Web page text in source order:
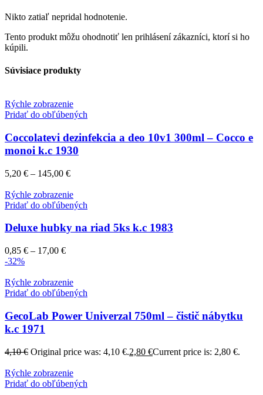
Nikto zatiaľ nepridal hodnotenie.
Tento produkt môžu ohodnotiť len prihlásení zákazníci, ktorí si ho
kúpili.
Súvisiace produkty
Rýchle zobrazenie
Pridať do obľúbených
Coccolatevi dezinfekcia a deo 10v1 300ml – Cocco e
monoi k.c 1930
5,20 € – 145,00 €
Rýchle zobrazenie
Pridať do obľúbených
Deluxe hubky na riad 5ks k.c 1983
0,85 € – 17,00 €
-32%
Rýchle zobrazenie
Pridať do obľúbených
GecoLab Power Univerzal 750ml – čistič nábytku
k.c 1971
4,10€ Original price was: 4,10 €.2,80 €Current price is: 2,80 €.
Rýchle zobrazenie
Pridať do obľúbených